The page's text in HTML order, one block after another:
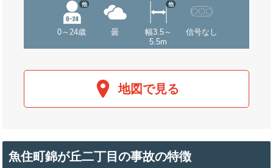
0～24歳
他
曇
幅3.5～
5.5m
他
信号なし
地図で見る
魚住町錦が丘二丁目の事故の特徴